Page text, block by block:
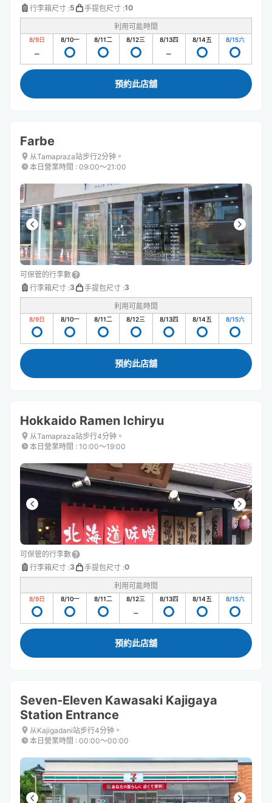
行李箱尺寸 :5 手提包尺寸 :10
利用可能時間
8/9日 8/10一 8/11二 8/12三 8/13四 8/14五 8/15六
預約此店舖
Farbe
从Tamapraza站步行2分钟。
本日營業時間 : 09:00〜21:00
可保管的行李數
行李箱尺寸 :3 手提包尺寸 :3
利用可能時間
8/9日 8/10一 8/11二 8/12三 8/13四 8/14五 8/15六
預約此店舖
Hokkaido Ramen Ichiryu
从Tamapraza站步行4分钟。
本日營業時間 : 10:00〜19:00
可保管的行李數
行李箱尺寸 :3 手提包尺寸 :0
利用可能時間
8/9日 8/10一 8/11二 8/12三 8/13四 8/14五 8/15六
預約此店舖
Seven-Eleven Kawasaki Kajigaya
Station Entrance
从Kajigadani站步行4分钟。
本日營業時間 : 00:00〜00:00